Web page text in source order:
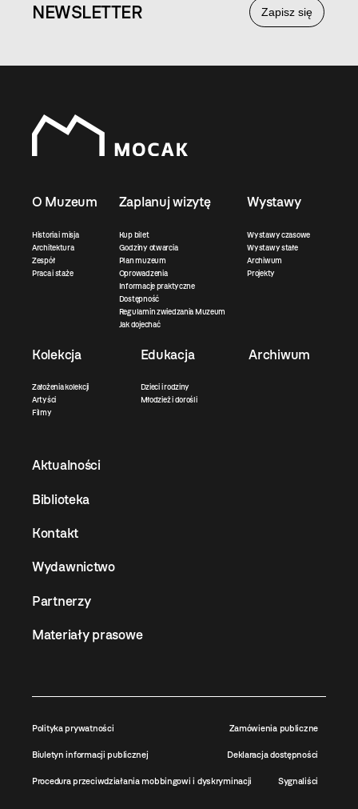
Zapisz się
NEWSLETTER
O Muzeum
Historia i misja
Architektura
Zespół
Praca i staże
Zaplanuj wizytę
Kup bilet
Godziny otwarcia
Plan muzeum
Oprowadzenia
Informacje praktyczne
Dostępność
Regulamin zwiedzania Muzeum
Jak dojechać
Wystawy
Wystawy czasowe
Wystawy stałe
Archiwum
Projekty
Kolekcja
Założenia kolekcji
Artyści
Filmy
Edukacja
Dzieci i rodziny
Młodzież i dorośli
Archiwum
Aktualności
Biblioteka
Kontakt
Wydawnictwo
Partnerzy
Materiały prasowe
Polityka prywatności Zamówienia publiczne
Biuletyn informacji publicznej Deklaracja dostępności
Procedura przeciwdziałania mobbingowi i dyskryminacji Sygnaliści